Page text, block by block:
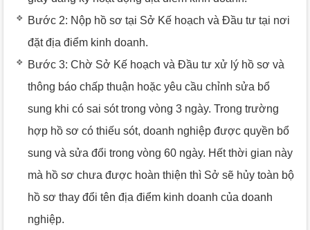
Bước 2: Nộp hồ sơ tại Sở Kế hoạch và Đầu tư tại nơi
đặt địa điểm kinh doanh.
Bước 3: Chờ Sở Kế hoạch và Đầu tư xử lý hồ sơ và
thông báo chấp thuận hoặc yêu cầu chỉnh sửa bổ
sung khi có sai sót trong vòng 3 ngày. Trong trường
hợp hồ sơ có thiếu sót, doanh nghiệp được quyền bổ
sung và sửa đổi trong vòng 60 ngày. Hết thời gian này
mà hồ sơ chưa được hoàn thiện thì Sở sẽ hủy toàn bộ
hồ sơ thay đổi tên địa điểm kinh doanh của doanh
nghiệp.